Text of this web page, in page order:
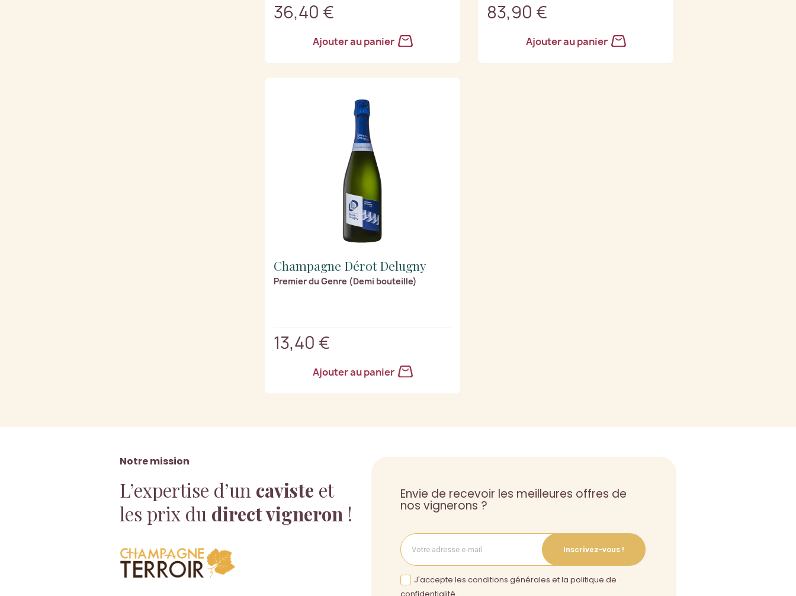
36,40 €
Ajouter au panier
83,90 €
Ajouter au panier
Champagne Dérot Delugny
Premier du Genre (Demi bouteille)
13,40 €
Ajouter au panier
Notre mission
L’expertise d’un caviste et
les prix du direct vigneron !
Envie de recevoir les meilleures offres de
nos vignerons ?
Inscrivez-vous !
J'accepte les conditions générales et la politique de